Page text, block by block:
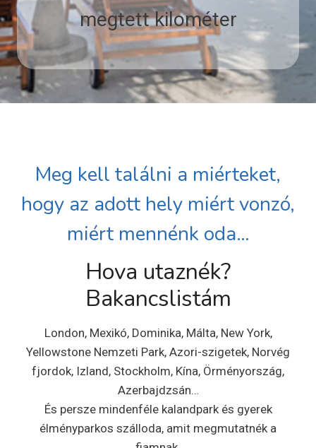
megtett kilométer
Meg kell találni a miérteket,
hogy az adott hely miért vonzó,
miért mennénk oda…
Hova utaznék?
Bakancslistám
London, Mexikó, Dominika, Málta, New York,
Yellowstone Nemzeti Park, Azori-szigetek, Norvég
fjordok, Izland, Stockholm, Kína, Örményország,
Azerbajdzsán…
És persze mindenféle kalandpark és gyerek
élményparkos szálloda, amit megmutatnék a